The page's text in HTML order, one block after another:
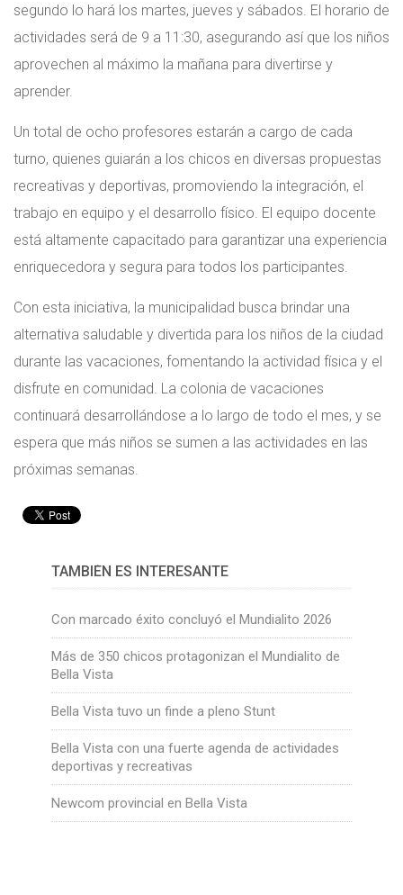
segundo lo hará los martes, jueves y sábados. El horario de
actividades será de 9 a 11:30, asegurando así que los niños
aprovechen al máximo la mañana para divertirse y
aprender.
Un total de ocho profesores estarán a cargo de cada
turno, quienes guiarán a los chicos en diversas propuestas
recreativas y deportivas, promoviendo la integración, el
trabajo en equipo y el desarrollo físico. El equipo docente
está altamente capacitado para garantizar una experiencia
enriquecedora y segura para todos los participantes.
Con esta iniciativa, la municipalidad busca brindar una
alternativa saludable y divertida para los niños de la ciudad
durante las vacaciones, fomentando la actividad física y el
disfrute en comunidad. La colonia de vacaciones
continuará desarrollándose a lo largo de todo el mes, y se
espera que más niños se sumen a las actividades en las
próximas semanas.
TAMBIÉN ES INTERESANTE
Con marcado éxito concluyó el Mundialito 2026
Más de 350 chicos protagonizan el Mundialito de
Bella Vista
Bella Vista tuvo un finde a pleno Stunt
Bella Vista con una fuerte agenda de actividades
deportivas y recreativas
Newcom provincial en Bella Vista